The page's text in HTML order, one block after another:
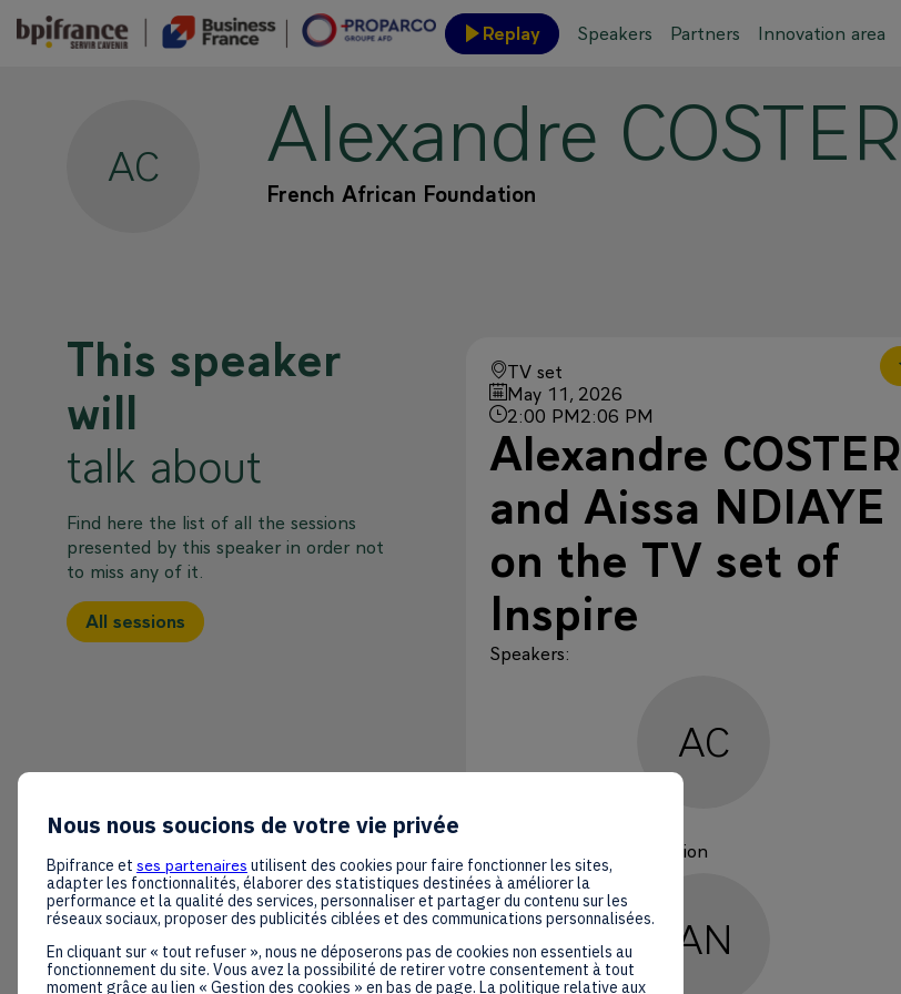
Replay Speakers Partners Innovation area
AC Alexandre COSTER
French African Foundation
This speaker
will
talk about
Find here the list of all the sessions
presented by this speaker in order not
to miss any of it.
All sessions
TV set
May 11, 2026
2:00 PM2:06 PM
Alexandre COSTER
and Aissa NDIAYE
on the TV set of
Inspire
Speakers:
AC
French African Foundation
AN
Nous nous soucions de votre vie privée
Bpifrance et ses partenaires utilisent des cookies pour faire fonctionner les sites,
adapter les fonctionnalités, élaborer des statistiques destinées à améliorer la
performance et la qualité des services, personnaliser et partager du contenu sur les
réseaux sociaux, proposer des publicités ciblées et des communications personnalisées.
En cliquant sur « tout refuser », nous ne déposerons pas de cookies non essentiels au
fonctionnement du site. Vous avez la possibilité de retirer votre consentement à tout
moment grâce au lien « Gestion des cookies » en bas de page. La politique relative aux